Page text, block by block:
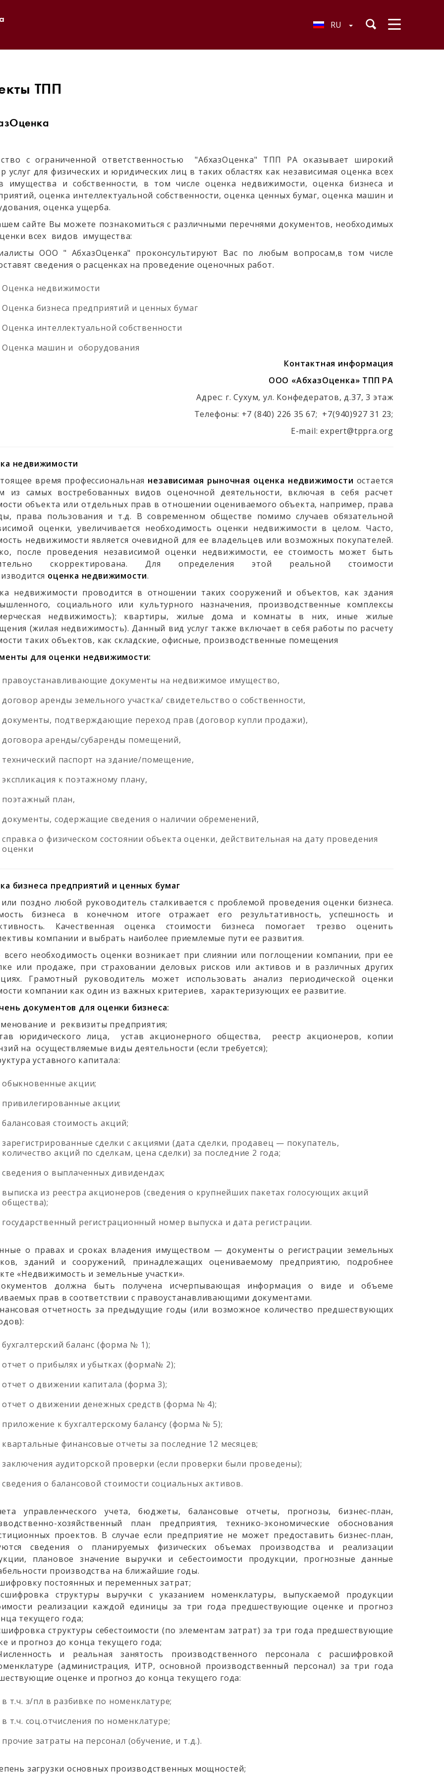
RU
ТПП
с ограниченной ответственностью "АбхазОценка" ТПП РА оказывает широкий
услуг для физических и юридических лиц в таких областях как независимая оценка всех
имущества и собственности, в том числе оценка недвижимости, оценка бизнеса и
оценка интеллектуальной собственности, оценка ценных бумаг, оценка машин и
оценка ущерба.
сайте Вы можете познакомиться с различными перечнями документов, необходимых
всех видов имущества:
ООО " АбхазОценка" проконсультируют Вас по любым вопросам,в том числе
сведения о расценках на проведение оценочных работ.
Оценка недвижимости
Оценка бизнеса предприятий и ценных бумаг
Оценка интеллектуальной собственности
Оценка машин и оборудования
Контактная информация
ООО «АбхазОценка» ТПП РА
Адрес: г. Сухум, ул. Конфедератов, д.37, 3 этаж
Телефоны: +7 (840) 226 35 67; +7(940)927 31 23;
E-mail: expert@tppra.org
недвижимости
время профессиональная независимая рыночная оценка недвижимости остается
из самых востребованных видов оценочной деятельности, включая в себя расчет
объекта или отдельных прав в отношении оцениваемого объекта, например, права
права пользования и т.д. В современном обществе помимо случаев обязательной
оценки, увеличивается необходимость оценки недвижимости в целом. Часто,
недвижимости является очевидной для ее владельцев или возможных покупателей.
после проведения независимой оценки недвижимости, ее стоимость может быть
скорректирована. Для определения этой реальной стоимости
оценка недвижимости.
недвижимости проводится в отношении таких сооружений и объектов, как здания
социального или культурного назначения, производственные комплексы
недвижимость); квартиры, жилые дома и комнаты в них, иные жилые
(жилая недвижимость). Данный вид услуг также включает в себя работы по расчету
таких объектов, как складские, офисные, производственные помещения
для оценки недвижимости:
правоустанавливающие документы на недвижимое имущество,
договор аренды земельного участка/ свидетельство о собственности,
документы, подтверждающие переход прав (договор купли продажи),
договора аренды/субаренды помещений,
технический паспорт на здание/помещение,
экспликация к поэтажному плану,
поэтажный план,
документы, содержащие сведения о наличии обременений,
справка о физическом состоянии объекта оценки, действительная на дату проведения
оценки
бизнеса предприятий и ценных бумаг
поздно любой руководитель сталкивается с проблемой проведения оценки бизнеса.
бизнеса в конечном итоге отражает его результативность, успешность и
Качественная оценка стоимости бизнеса помогает трезво оценить
компании и выбрать наиболее приемлемые пути ее развития.
необходимость оценки возникает при слиянии или поглощении компании, при ее
или продаже, при страховании деловых рисков или активов и в различных других
Грамотный руководитель может использовать анализ периодической оценки
компании как один из важных критериев, характеризующих ее развитие.
документов для оценки бизнеса:
и реквизиты предприятия;
юридического лица, устав акционерного общества, реестр акционеров, копии
на осуществляемые виды деятельности (если требуется);
уставного капитала:
обыкновенные акции;
привилегированные акции;
балансовая стоимость акций;
зарегистрированные сделки с акциями (дата сделки, продавец — покупатель,
количество акций по сделкам, цена сделки) за последние 2 года;
сведения о выплаченных дивидендах;
выписка из реестра акционеров (сведения о крупнейших пакетах голосующих акций
общества);
государственный регистрационный номер выпуска и дата регистрации.
о правах и сроках владения имуществом — документы о регистрации земельных
зданий и сооружений, принадлежащих оцениваемому предприятию, подробнее
«Недвижимость и земельные участки».
должна быть получена исчерпывающая информация о виде и объеме
прав в соответствии с правоустанавливающими документами.
отчетность за предыдущие годы (или возможное количество предшествующих
бухгалтерский баланс (форма № 1);
отчет о прибылях и убытках (форма№ 2);
отчет о движении капитала (форма 3);
отчет о движении денежных средств (форма № 4);
приложение к бухгалтерскому балансу (форма № 5);
квартальные финансовые отчеты за последние 12 месяцев;
заключения аудиторской проверки (если проверки были проведены);
сведения о балансовой стоимости социальных активов.
управленческого учета, бюджеты, балансовые отчеты, прогнозы, бизнес-план,
хозяйственный план предприятия, технико-экономические обоснования
проектов. В случае если предприятие не может предоставить бизнес-план,
сведения о планируемых физических объемах производства и реализации
плановое значение выручки и себестоимости продукции, прогнозные данные
производства на ближайшие годы.
постоянных и переменных затрат;
структуры выручки с указанием номенклатуры, выпускаемой продукции
реализации каждой единицы за три года предшествующие оценке и прогноз
текущего года;
структуры себестоимости (по элементам затрат) за три года предшествующие
и прогноз до конца текущего года;
и реальная занятость производственного персонала с расшифровкой
(администрация, ИТР, основной производственный персонал) за три года
оценке и прогноз до конца текущего года:
в т.ч. з/пл в разбивке по номенклатуре;
в т.ч. соц.отчисления по номенклатуре;
прочие затраты на персонал (обучение, и т.д.).
загрузки основных производственных мощностей;